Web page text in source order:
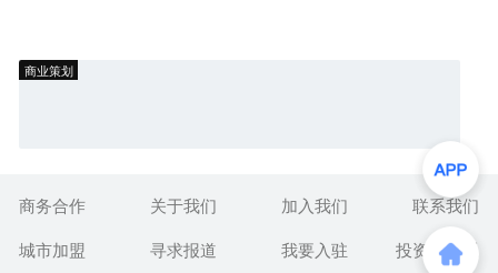
商业策划
商务合作 关于我们 加入我们
联系我们
城市加盟
寻求报道 我要入驻 投资者关系